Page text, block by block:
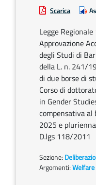
Scarica
Legge
Approvazione
degli Studi di
della L. n. 241/
di due borse di
Corso di
in Gender
compensativa al
2025 e
D.lgs 118/2011
Sezione:
Argomenti:Welfare